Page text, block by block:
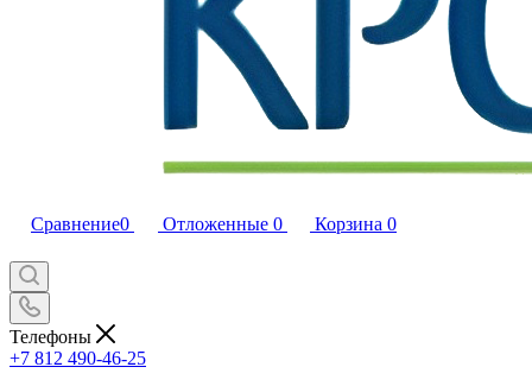
Сравнение0 Отложенные 0 Корзина 0
Телефоны
+7 812 490-46-25